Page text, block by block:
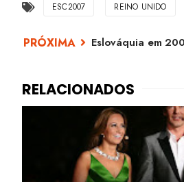
ESC2007 REINO UNIDO
Eslováquia em